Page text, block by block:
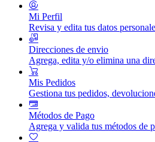
Mi Perfil
Revisa y edita tus datos
Direcciones de envio
Agrega, edita y/o elimina una
Mis Pedidos
Gestiona tus pedidos,
Métodos de Pago
Agrega y valida tus métodos de